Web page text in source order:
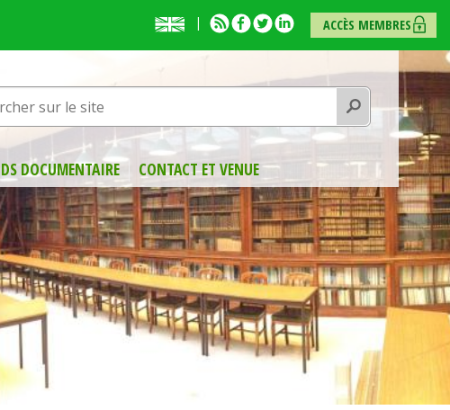
English
presentation
RSSFacebook
TwitterLinkedinACCÈS MEMBRES
Rechercher
DOCUMENTAIRE CONTACT ET VENUE